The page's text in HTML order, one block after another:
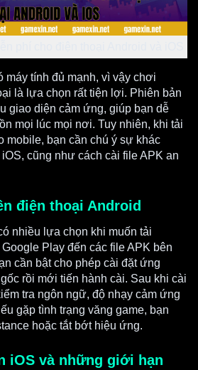
máy tính đủ mạnh, vì vậy chơi
là lựa chọn rất tiện lợi. Phiên bản
giao diện cảm ứng, giúp bạn dễ
mọi lúc mọi nơi. Tuy nhiên, khi tải
mobile, bạn cần chú ý sự khác
cũng như cách cài file APK an
điện thoại Android
nhiều lựa chọn khi muốn tải
Play đến các file APK bên
cần bật cho phép cài đặt ứng
rồi mới tiến hành cài. Sau khi cài
tra ngôn ngữ, độ nhạy cảm ứng
gặp tình trạng văng game, bạn
hoặc tắt bớt hiệu ứng.
iOS và những giới hạn